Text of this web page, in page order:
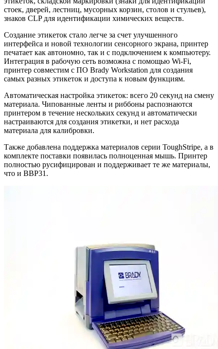
стоек, дверей, лестниц, мусорных корзин, столов и стульев),
знаков CLP для идентификации химических веществ.
Создание этикеток стало легче за счет улучшенного
интерфейса и новой технологии сенсорного экрана, принтер
печатает как автономно, так и с подключением к компьютеру.
Интеграция в рабочую сеть возможна с помощью Wi-Fi,
принтер совместим с ПО Brady Workstation для создания
самых разных этикеток и доступа к новым функциям.
Автоматическая настройка этикеток: всего 20 секунд на смену
материала. Чипованные ленты и риббоны распознаются
принтером в течение нескольких секунд и автоматически
настраиваются для создания этикетки, и нет расхода
материала для калибровки.
Также добавлена поддержка материалов серии ToughStripe, а в
комплекте поставки появилась полноценная мышь. Принтер
полностью русифицирован и поддерживает те же материалы,
что и ВВР31.